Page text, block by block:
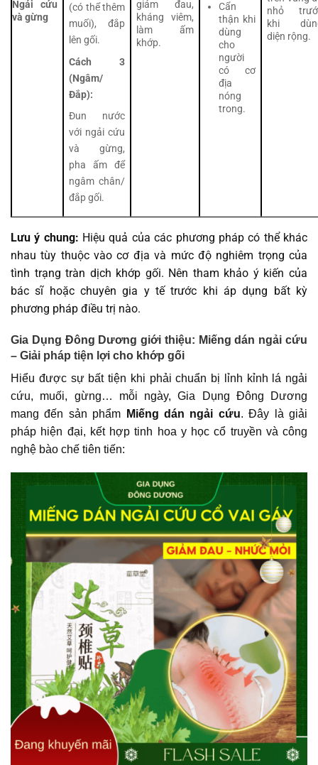
Ngải cứu
và gừng
(có thể thêm
muối), đắp
lên gối.
Cách 3
(Ngâm/
Đắp):
Đun nước
với ngải cứu
và gừng,
pha ấm để
ngâm chân/
đắp gối.
giảm đau,
kháng viêm,
làm ấm
khớp.
Cẩn
thận khi
dùng
cho
người
có cơ
địa
nóng
trong.
nhỏ
khi
diện rộng.
Lưu ý chung: Hiệu quả của các phương pháp có thể khác
nhau tùy thuộc vào cơ địa và mức độ nghiêm trọng của
tình trạng tràn dịch khớp gối. Nên tham khảo ý kiến của
bác sĩ hoặc chuyên gia y tế trước khi áp dụng bất kỳ
phương pháp điều trị nào.
Gia Dụng Đông Dương giới thiệu: Miếng dán ngải cứu
– Giải pháp tiện lợi cho khớp gối
Hiểu được sự bất tiện khi phải chuẩn bị lỉnh kỉnh lá ngải
cứu, muối, gừng… mỗi ngày, Gia Dụng Đông Dương
mang đến sản phẩm
Miếng dán ngải cứu. Đây là giải
pháp hiện đại, kết hợp tinh hoa y học cổ truyền và công
nghệ bào chế tiên tiến: